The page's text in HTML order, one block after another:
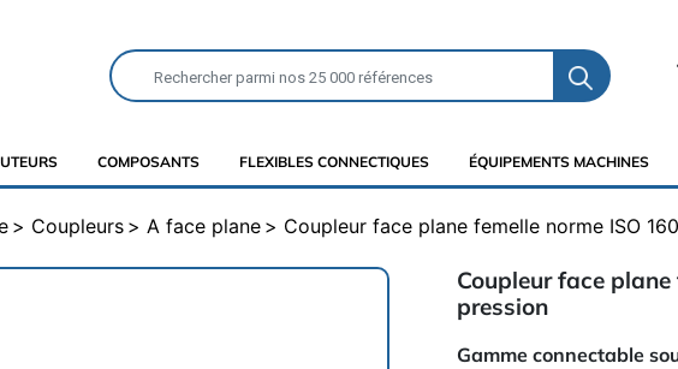
COMPOSANTS FLEXIBLES CONNECTIQUES ÉQUIPEMENTS MACHINES
Coupleurs A face plane Coupleur face plane femelle norme ISO
Coupleur face
pression
Gamme connectable